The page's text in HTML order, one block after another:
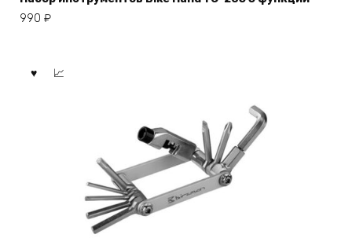
990 ₽